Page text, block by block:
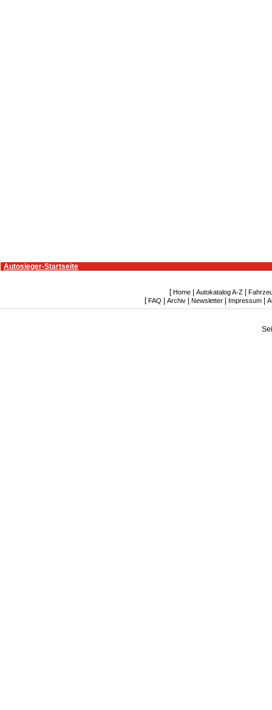
Autosieger-Startseite
[ Home| Autokatalog A-Z|
[ FAQ Archiv Newsletter Impressum